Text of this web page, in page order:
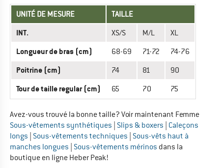
UNITÉ DE MESURE TAILLE
INT. XS/S M/L XL
Longueur de bras (cm) 68-69 71-72 74-76
Poitrine (cm) 74 81 90
Tour de taille regular (cm) 65 70 75
Avez-vous trouvé la bonne taille? Voir maintenant Femme
Sous-vêtements synthétiques Slips & boxers Caleçons
longs Sous-vêtements techniques Sous-vêts haut à
manches longues Sous-vêtements mérinos dans la
boutique en ligne Heber Peak!